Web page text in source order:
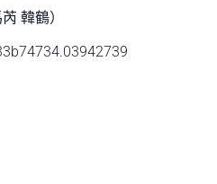
韓鶴）